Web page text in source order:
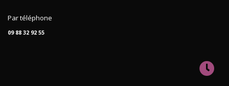
Par téléphone
09 88 32 92 55